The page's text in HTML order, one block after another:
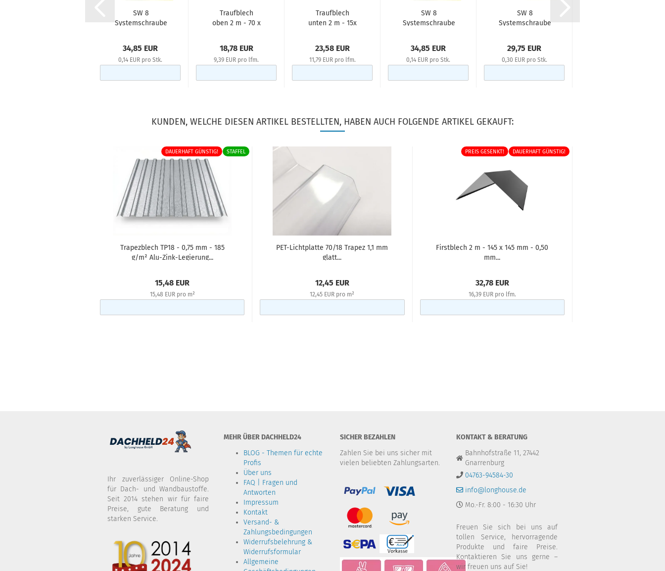
SW 8
Systemschraube
34,85 EUR
0,14 EUR pro Stk.
Traufblech
oben 2 m - 70 x
18,78 EUR
9,39 EUR pro lfm.
Traufblech
unten 2 m - 15x
23,58 EUR
11,79 EUR pro lfm.
SW 8
Systemschraube
34,85 EUR
0,14 EUR pro Stk.
SW 8
Systemschraube
29,75 EUR
0,30 EUR pro Stk.
KUNDEN, WELCHE DIESEN ARTIKEL BESTELLTEN, HABEN AUCH FOLGENDE ARTIKEL GEKAUFT:
DAUERHAFT GÜNSTIG! STAFFEL
Trapezblech TP18 - 0,75 mm - 185
g/m² Alu-Zink-Legierung...
15,48 EUR
15,48 EUR pro m²
PET-Lichtplatte 70/18 Trapez 1,1 mm
glatt...
12,45 EUR
12,45 EUR pro m²
PREIS GESENKT! DAUERHAFT GÜNSTIG!
Firstblech 2 m - 145 x 145 mm - 0,50
mm...
32,78 EUR
16,39 EUR pro lfm.
Ihr zuverlässiger Online-Shop
für Dach- und Wandbaustoffe.
Seit 2014 stehen wir für faire
Preise, gute Beratung und
starken Service.
MEHR ÜBER DACHHELD24
BLOG - Themen für echte
Profis
Über uns
FAQ | Fragen und
Antworten
Impressum
Kontakt
Versand- &
Zahlungsbedingungen
Widerrufsbelehrung &
Widerrufsformular
Allgemeine
SICHER BEZAHLEN
Zahlen Sie bei uns sicher mit
vielen beliebten Zahlungsarten.
KONTAKT & BERATUNG
Bahnhofstraße 11, 27442
Gnarrenburg
04763-94584-30
info@longhouse.de
Mo.-Fr. 8:00 - 16:30 Uhr
Freuen Sie sich bei uns auf
tollen Service, hervorragende
Produkte und faire Preise.
Kontaktieren Sie uns gerne –
wir freuen uns auf Sie!